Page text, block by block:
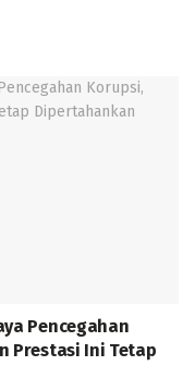
Pencegahan
Prestasi Ini Tetap